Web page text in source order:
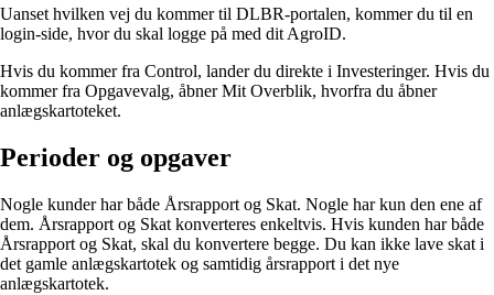
Uanset hvilken vej du kommer til DLBR-portalen, kommer du til en
login-side, hvor du skal logge på med dit AgroID.
Hvis du kommer fra Control, lander du direkte i Investeringer. Hvis du
kommer fra Opgavevalg, åbner Mit Overblik, hvorfra du åbner
anlægskartoteket.
Perioder og opgaver
Nogle kunder har både Årsrapport og Skat. Nogle har kun den ene af
dem. Årsrapport og Skat konverteres enkeltvis. Hvis kunden har både
Årsrapport og Skat, skal du konvertere begge. Du kan ikke lave skat i
det gamle anlægskartotek og samtidig årsrapport i det nye
anlægskartotek.